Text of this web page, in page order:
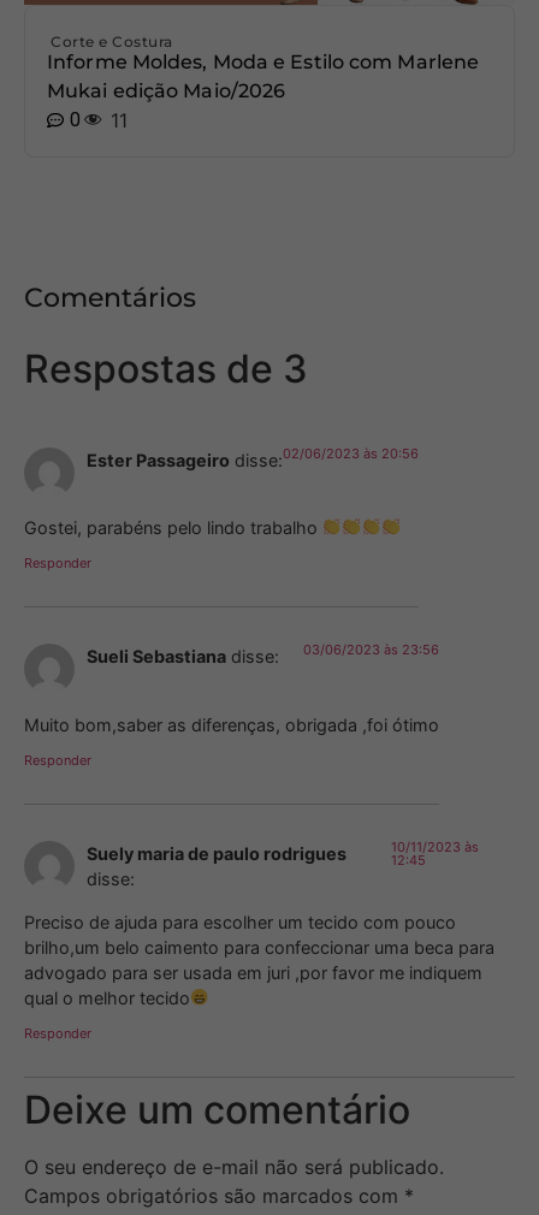
Corte e Costura
Informe Moldes, Moda e Estilo com Marlene
Mukai edição Maio/2026
0
11
Comentários
Respostas de 3
Ester Passageiro disse:02/06/2023 às 20:56
Gostei, parabéns pelo lindo trabalho
Responder
Sueli Sebastiana disse: 03/06/2023 às 23:56
Muito bom,saber as diferenças, obrigada ,foi ótimo
Responder
Suely maria de paulo rodrigues
disse:
10/11/2023 às
12:45
Preciso de ajuda para escolher um tecido com pouco
brilho,um belo caimento para confeccionar uma beca para
advogado para ser usada em juri ,por favor me indiquem
qual o melhor tecido
Responder
Deixe um comentário
O seu endereço de e-mail não será publicado.
Campos obrigatórios são marcados com *